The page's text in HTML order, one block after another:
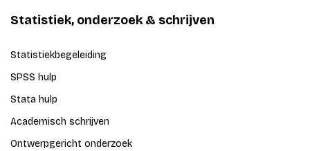
Statistiek, onderzoek & schrijven
Statistiekbegeleiding
SPSS hulp
Stata hulp
Academisch schrijven
Ontwerpgericht onderzoek